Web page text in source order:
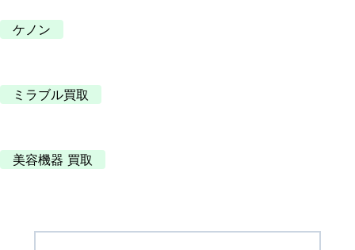
ケノン
ミラブル買取
美容機器 買取